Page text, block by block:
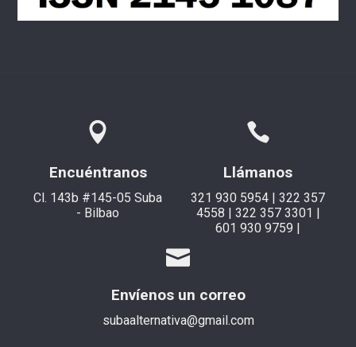
Encuéntranos
Cl. 143b #145-05 Suba
- Bilbao
Llámanos
321 930 5954 | 322 357
4558 | 322 357 3301 |
601 930 9759 |
Envíenos un correo
subaalternativa@gmail.com